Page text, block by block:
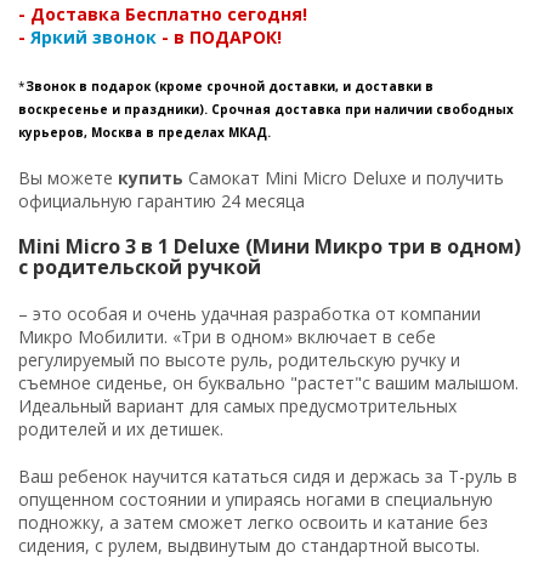
- Доставка Бесплатно сегодня!
- Яркий звонок - в ПОДАРОК!
*Звонок в подарок (кроме срочной доставки, и доставки в
воскресенье и праздники). Срочная доставка при наличии свободных
курьеров, Москва в пределах МКАД.
Вы можете купить Самокат Mini Micro Deluxe и получить
официальную гарантию 24 месяца
Mini Micro 3 в 1 Deluxe (Мини Микро три в одном)
с родительской ручкой
– это особая и очень удачная разработка от компании
Микро Мобилити. «Три в одном» включает в себе
регулируемый по высоте руль, родительскую ручку и
съемное сиденье, он буквально "растет"с вашим малышом.
Идеальный вариант для самых предусмотрительных
родителей и их детишек.
Ваш ребенок научится кататься сидя и держась за Т-руль в
опущенном состоянии и упираясь ногами в специальную
подножку, а затем сможет легко освоить и катание без
сидения, с рулем, выдвинутым до стандартной высоты.